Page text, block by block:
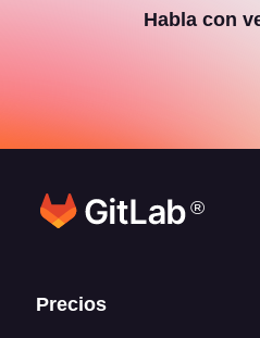
Habla con
®
Enlaces del pie
Precios